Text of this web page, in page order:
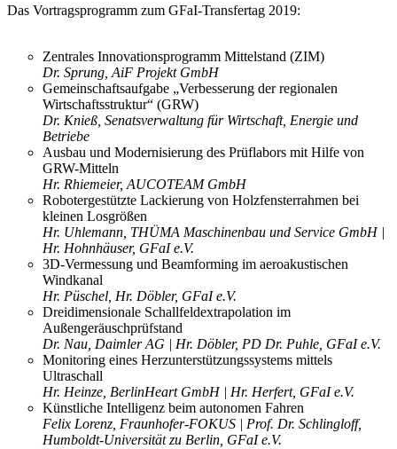
Das Vortragsprogramm zum GFaI-Transfertag 2019:
Zentrales Innovationsprogramm Mittelstand (ZIM)
Dr. Sprung, AiF Projekt GmbH
Gemeinschaftsaufgabe „Verbesserung der regionalen
Wirtschaftsstruktur“ (GRW)
Dr. Knieß, Senatsverwaltung für Wirtschaft, Energie und
Betriebe
Ausbau und Modernisierung des Prüflabors mit Hilfe von
GRW-Mitteln
Hr. Rhiemeier, AUCOTEAM GmbH
Robotergestützte Lackierung von Holzfensterrahmen bei
kleinen Losgrößen
Hr. Uhlemann, THÜMA Maschinenbau und Service GmbH |
Hr. Hohnhäuser, GFaI e.V.
3D-Vermessung und Beamforming im aeroakustischen
Windkanal
Hr. Püschel, Hr. Döbler, GFaI e.V.
Dreidimensionale Schallfeldextrapolation im
Außengeräuschprüfstand
Dr. Nau, Daimler AG | Hr. Döbler, PD Dr. Puhle, GFaI e.V.
Monitoring eines Herzunterstützungssystems mittels
Ultraschall
Hr. Heinze, BerlinHeart GmbH | Hr. Herfert, GFaI e.V.
Künstliche Intelligenz beim autonomen Fahren
Felix Lorenz, Fraunhofer-FOKUS | Prof. Dr. Schlingloff,
Humboldt-Universität zu Berlin, GFaI e.V.